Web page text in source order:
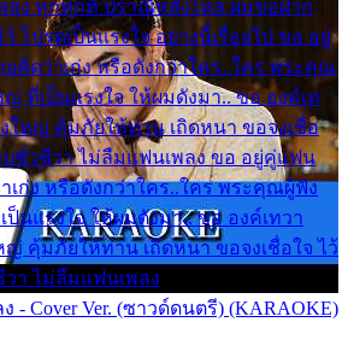
ลง ทุกทุกที่ ปราณีหลั่งไหล ผมขอฝาก
โปรดเป็นแรงใจ อย่างนี้เรื่อยไป ขอ อยู่
ยคิดว่าเก่ง หรือดังกว่าใคร..ใคร พระคุณ
ญ่ ที่เป็นแรงใจ ให้ผมดังมา.. ขอ องค์เท
ใหญ่ คุ้มภัยให้ท่าน เถิดหนา ขอจงเชื่อ
บชั่วชีวา ไม่ลืมแฟนเพลง ขอ อยู่คู่แฟน
เก่ง หรือดังกว่าใคร..ใคร พระคุณผู้ฟัง
นแรงใจ ให้ผมดังมา.. ขอ องค์เทวา
คุ้มภัยให้ท่าน เถิดหนา ขอจงเชื่อใจ ไว้
วา ไม่ลืมแฟนเพลง
Cover Ver. (ซาวด์ดนตรี) (KARAOKE)